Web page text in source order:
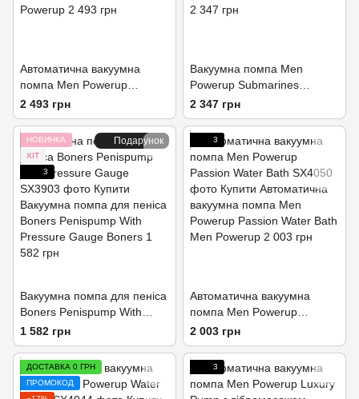
Автоматична вакуумна
помпа Men Powerup
Passion Pump
2 493 грн
Вакуумна помпа Men
Powerup Submarines
Passion Pump
2 347 грн
Подарунок
НОВИНКА
ХІТ
3
Вакуумна помпа для пеніса
Boners Penispump With
Pressure Gauge
1 582 грн
3
Автоматична вакуумна
помпа Men Powerup
Passion Water Bath
2 003 грн
ДОСТАВКА 0 ГРН
ПРОМОКОД
3